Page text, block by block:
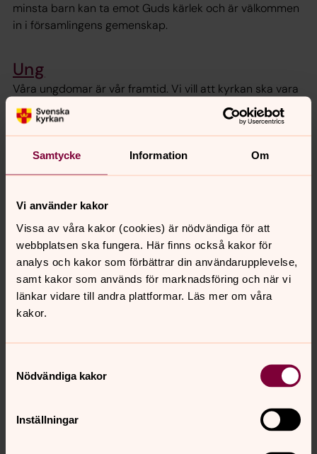
Samtycke Information Om
Vi använder kakor
Vissa av våra kakor (cookies) är nödvändiga för att
webbplatsen ska fungera. Här finns också kakor för
analys och kakor som förbättrar din användarupplevelse,
samt kakor som används för marknadsföring och när vi
länkar vidare till andra plattformar. Läs mer om våra
kakor.
Nödvändiga kakor
Inställningar
minsta barn kan ta emot Guds kärlek och är välkommen
in i församlingens gemenskap.
Ung
Våra ungdomar är vår framtid. Vi vill att kyrkan ska vara
en plats där det finns kompisar att hänga med och
vuxna som bryr sig.
Konfa - en resa för livet
Vuxen
Hur ditt liv än ser ut vill vi att kyrkan ska vara en plats för
både vila och aktivitet, gemenskap och avskildhet.
Personal
om våra aktiviteter eller något annat? Välkommen att
kontakta expeditionen. Söker du någon särskild? Här
hittar du kontaktuppgifter till alla våra medarbetare.
Samtal och stöd